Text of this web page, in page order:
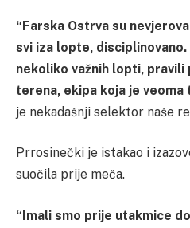
“Farska Ostrva su
svi iza lopte, disciplinovano.
nekoliko važnih lopti,
terena, ekipa koja je veoma
je nekadašnji selektor naše
Prrosinečki je istakao i
suočila prije meča.
“Imali smo prije utakmice